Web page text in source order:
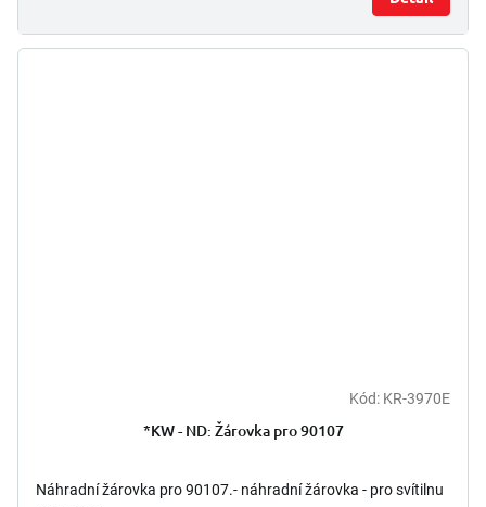
Kód: KR-3970E
*KW - ND: Žárovka pro 90107
Náhradní žárovka pro 90107.- náhradní žárovka - pro svítilnu